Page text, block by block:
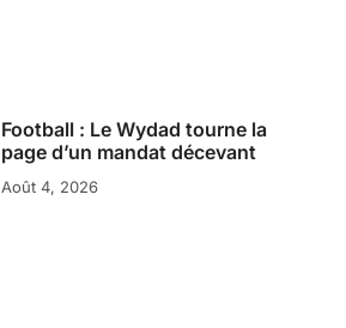
Football : Le Wydad tourne la
page d’un mandat décevant
Août 4, 2026